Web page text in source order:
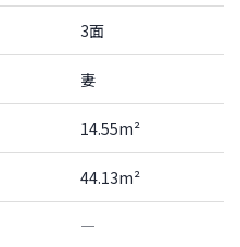
3面
妻
14.55m²
44.13m²
―